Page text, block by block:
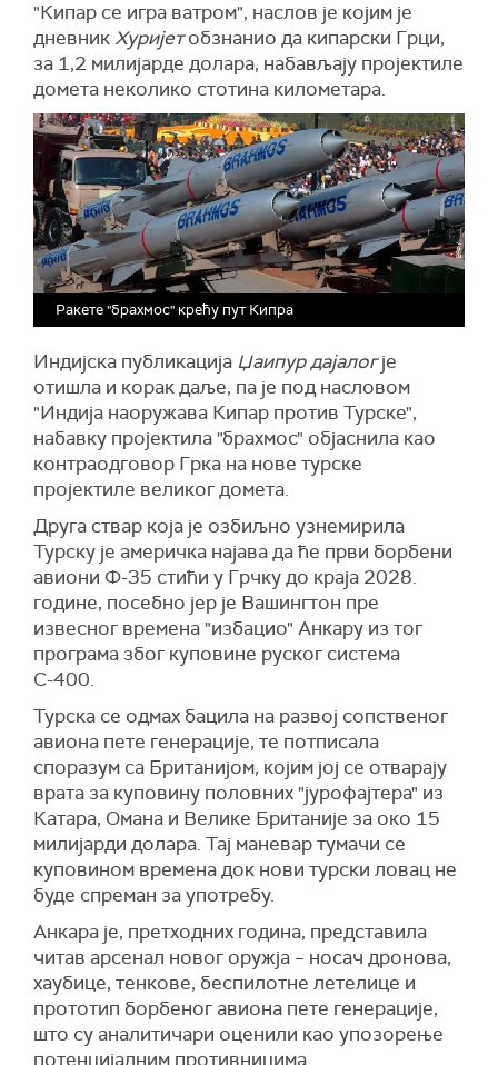
"Кипар се игра ватром", наслов је којим је
дневникХуријетобзнанио да кипарски Грци,
за 1,2 милијарде долара, набављају пројектиле
домета неколико стотина километара.
Ракете "брахмос" крећу пут Кипра
Индијска публикација Џаипурдајалогје
отишла и корак даље, па је под насловом
"Индија наоружава Кипар против Турске",
набавку пројектила "брахмос" објаснила као
контраодговор Грка на нове турске
пројектиле великог домета.
Друга ствар која је озбиљно узнемирила
Турску је америчка најава да ће први борбени
авиони Ф-35 стићи у Грчку до краја 2028.
године, посебно јер је Вашингтон пре
извесног времена "избацио" Анкару из тог
програма због куповине руског система
С-400.
Турска се одмах бацила на развој сопственог
авиона пете генерације, те потписала
споразум са Британијом, којим јој се отварају
врата за куповину половних "јурофајтера" из
Катара, Омана и Велике Британије за око 15
милијарди долара. Тај маневар тумачи се
куповином времена док нови турски ловац не
буде спреман за употребу.
Анкара је, претходних година, представила
читав арсенал новог оружја – носач дронова,
хаубице, тенкове, беспилотне летелице и
прототип борбеног авиона пете генерације,
што су аналитичари оценили као упозорење
потенцијалним противницима.